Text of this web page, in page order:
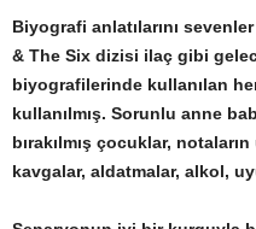
Biyografi anlatılarını
& The Six dizisi ilaç gibi
biyografilerinde kullanılan
kullanılmış. Sorunlu anne
bırakılmış çocuklar, notaların
kavgalar, aldatmalar, alkol,